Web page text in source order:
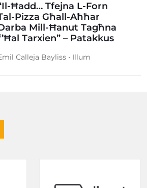
Ħadd… Tfejna L-Forn
Pizza Għall-Aħħar
Mill-Ħanut Tagħna
Tarxien” – Patakkus
Calleja Bayliss • Illum